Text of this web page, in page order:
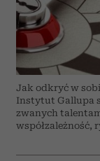
Jak odkryć w
Instytut Gallupa
zwanych
współzależność,